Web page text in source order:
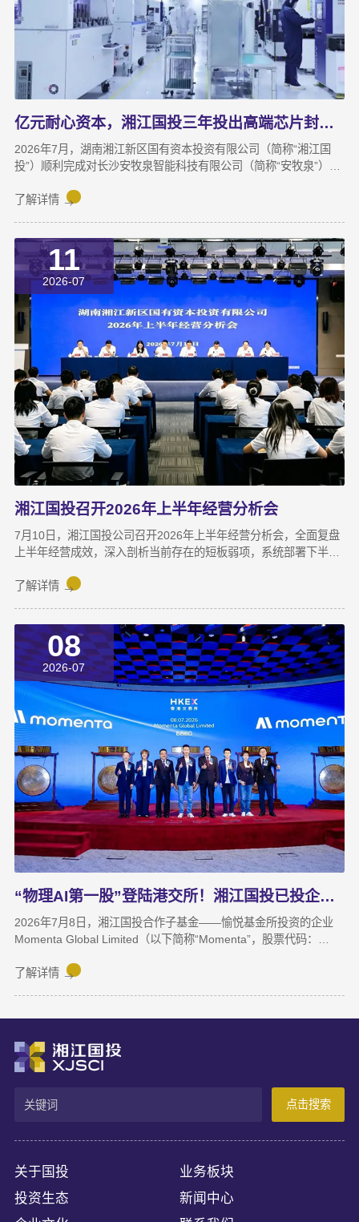
亿元耐心资本，湘江国投三年投出高端芯片封测“尖子生”
2026年7月，湖南湘江新区国有资本投资有限公司（简称“湘江国
投”）顺利完成对长沙安牧泉智能科技有限公司（简称“安牧泉”）
本依托旗下自主管理的3支产业基金，累计对安牧泉投资已达1亿
茂第一次走进安牧泉老厂区尽调时，印象最深的不是气派，而是
“挤”。产线布局非常小，设备排列极度紧凑，办公空间十分局促，
王茂回忆说：“当时厂区硬件条件，已难以匹配企业业务扩张需求。
了解详情
11
2026-07
湘江国投召开2026年上半年经营分析会
7月10日，湘江国投公司召开2026年上半年经营分析会，全面复盘
上半年经营成效，深入剖析当前存在的短板弱项，系统部署下半年
年。湘江集团党委副书记宋邦到会指导，湘江国投公司董事长龚国
了上半年业务拓展、指标完成及重点专项推进情况。领导班子成员
结合分管领域，交流工作思路与落实举措，进一步统一思想、凝聚
共识，为下半年协同作战夯实基础。龚国旺在总结讲话中指出，上
半年公司经营效益稳中有升，实现营收6358万元，同比增长
27.6%；利润总额达1.26亿元，同比增长82.8%。股权投资标的持
续向好，金融资产浮盈实现可持续增长，投资主业对公司整体盈利
能力的支撑作用进一步增强。基金业务进退有序，投退良性循环格
局初步形成；直投项目储备与落地扎实推进，资本招商取得实质进
展；湘江基金小镇二期克服连续雨季施工困难，顺利完成竣工验
收；数据运营、商业保理转型取得阶段性突破，科技成果转化服务
与大学生创新创业支持工作也正加速铺开，为后续增长注入新活
力。
了解详情
08
2026-07
“物理AI第一股”登陆港交所！湘江国投已投企业Momenta成功上市
2026年7月8日，湘江国投合作子基金——愉悦基金所投资的企业
Momenta Global Limited（以下简称“Momenta”，股票代码：
第一股”。Momenta本次上市募集资金将主要用于物理AI核心技术
驾驶与人工智能企业，核心团队源自微软亚洲研究院、商汤科技等
AI机构。公司率先提出并量产首发R7世界模型，让AI从“识别像素”
进阶为“理解物理规律、推演真实世界演变”，支撑乘用车高阶智
驾、Robotaxi、无人物流等全场景落地。截至上市前夕，搭载
Momenta智驾系统的量产车辆规模已突破100万台，成功交付超
100款量产车型，与全球前十车企中九家建立合作。据灼识咨询数
据，2025年3月至2026年2月，Momenta在中国第三方城市NOA解
决方案市场销量市占率达65%，位居独立供应商，确立了其物理AI
了解详情
点击搜索
关于国投
业务板块
投资生态
新闻中心